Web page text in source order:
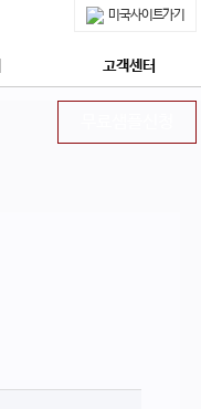
미국사이트가기
고객센터
무료샘플신청